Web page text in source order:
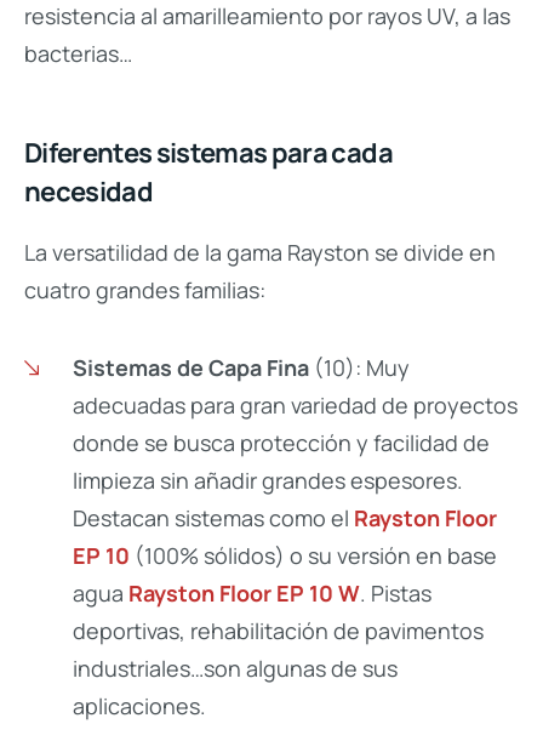
resistencia al amarilleamiento por rayos UV, a las
bacterias…
Diferentes sistemas para cada
necesidad
La versatilidad de la gama Rayston se divide en
cuatro grandes familias:
Sistemas de Capa Fina (10): Muy
adecuadas para gran variedad de proyectos
donde se busca protección y facilidad de
limpieza sin añadir grandes espesores.
Destacan sistemas como el Rayston Floor
EP 10 (100% sólidos) o su versión en base
agua Rayston Floor EP 10 W. Pistas
deportivas, rehabilitación de pavimentos
industriales…son algunas de sus
aplicaciones.